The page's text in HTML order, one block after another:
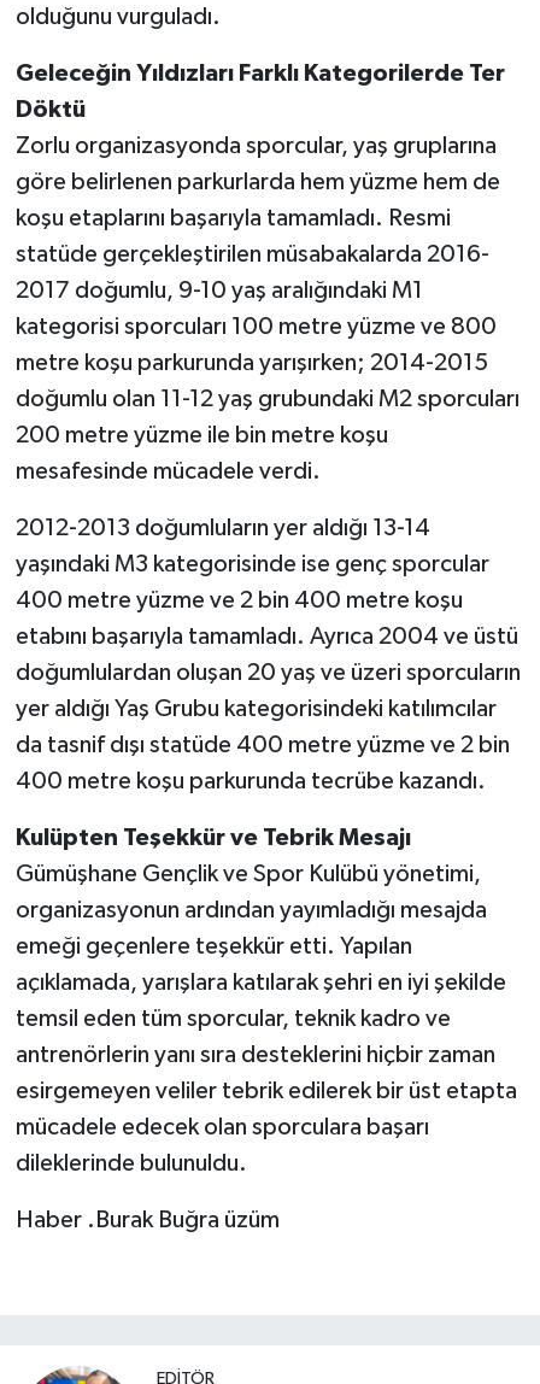
olduğunu vurguladı.
Geleceğin Yıldızları Farklı Kategorilerde Ter
Döktü
Zorlu organizasyonda sporcular, yaş gruplarına
göre belirlenen parkurlarda hem yüzme hem de
koşu etaplarını başarıyla tamamladı. Resmi
statüde gerçekleştirilen müsabakalarda 2016-
2017 doğumlu, 9-10 yaş aralığındaki M1
kategorisi sporcuları 100 metre yüzme ve 800
metre koşu parkurunda yarışırken; 2014-2015
doğumlu olan 11-12 yaş grubundaki M2 sporcuları
200 metre yüzme ile bin metre koşu
mesafesinde mücadele verdi.
2012-2013 doğumluların yer aldığı 13-14
yaşındaki M3 kategorisinde ise genç sporcular
400 metre yüzme ve 2 bin 400 metre koşu
etabını başarıyla tamamladı. Ayrıca 2004 ve üstü
doğumlulardan oluşan 20 yaş ve üzeri sporcuların
yer aldığı Yaş Grubu kategorisindeki katılımcılar
da tasnif dışı statüde 400 metre yüzme ve 2 bin
400 metre koşu parkurunda tecrübe kazandı.
Kulüpten Teşekkür ve Tebrik Mesajı
Gümüşhane Gençlik ve Spor Kulübü yönetimi,
organizasyonun ardından yayımladığı mesajda
emeği geçenlere teşekkür etti. Yapılan
açıklamada, yarışlara katılarak şehri en iyi şekilde
temsil eden tüm sporcular, teknik kadro ve
antrenörlerin yanı sıra desteklerini hiçbir zaman
esirgemeyen veliler tebrik edilerek bir üst etapta
mücadele edecek olan sporculara başarı
dileklerinde bulunuldu.
Haber .Burak Buğra üzüm
EDITÖR